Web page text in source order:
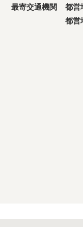
最寄交通機関
都
都